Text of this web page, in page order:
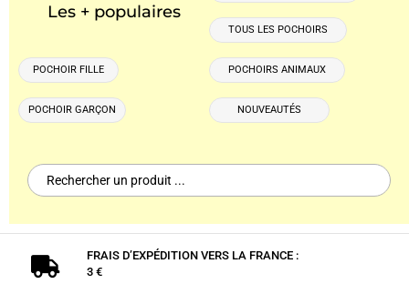
Les + populaires
TOUS LES POCHOIRS
POCHOIR FILLE
POCHOIR GARÇON
POCHOIRS ANIMAUX
NOUVEAUTÉS
Search
for:

FRAIS D’EXPÉDITION VERS LA FRANCE :
3 €